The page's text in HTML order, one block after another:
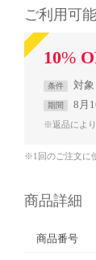
ご利用可
10%
条件 対象
期間 8月
※返品によ
※1回のご注文に
商品詳細
商品番号